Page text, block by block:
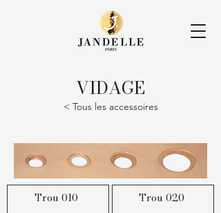
VIDAGE
< Tous les accessoires
Trou 010 Trou 020